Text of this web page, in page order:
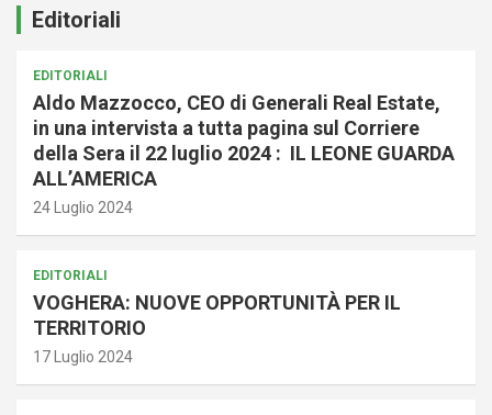
Editoriali
EDITORIALI
Aldo Mazzocco, CEO di Generali Real Estate,
in una intervista a tutta pagina sul Corriere
della Sera il 22 luglio 2024 : IL LEONE GUARDA
ALL’AMERICA
24 Luglio 2024
EDITORIALI
VOGHERA: NUOVE OPPORTUNITÀ PER IL
TERRITORIO
17 Luglio 2024